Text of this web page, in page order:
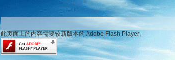
此页面上的内容需要较新版本的 Adobe Flash Player。